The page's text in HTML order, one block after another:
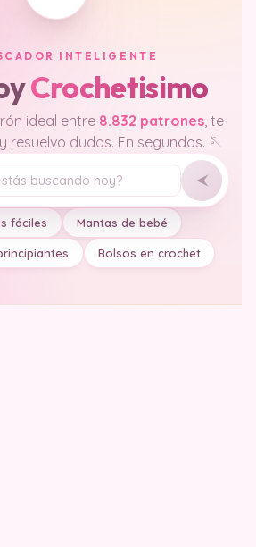
INTELIGENTE
Crochetisimo
ideal entre 8.832 patrones, te
resuelvo dudas. En segundos. 🪡
fáciles Mantas de bebé
Bolsos en crochet